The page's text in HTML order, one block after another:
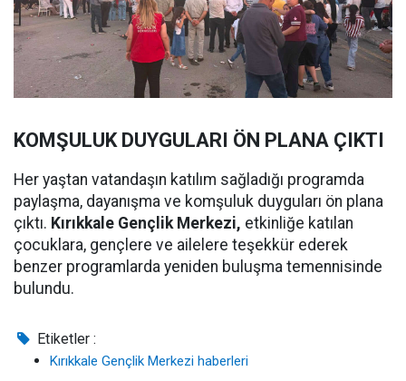
KOMŞULUK DUYGULARI ÖN PLANA ÇIKTI
Her yaştan vatandaşın katılım sağladığı programda
paylaşma, dayanışma ve komşuluk duyguları ön plana
çıktı. Kırıkkale Gençlik Merkezi, etkinliğe katılan
çocuklara, gençlere ve ailelere teşekkür ederek
benzer programlarda yeniden buluşma temennisinde
bulundu.
Etiketler :
Kırıkkale Gençlik Merkezi haberleri